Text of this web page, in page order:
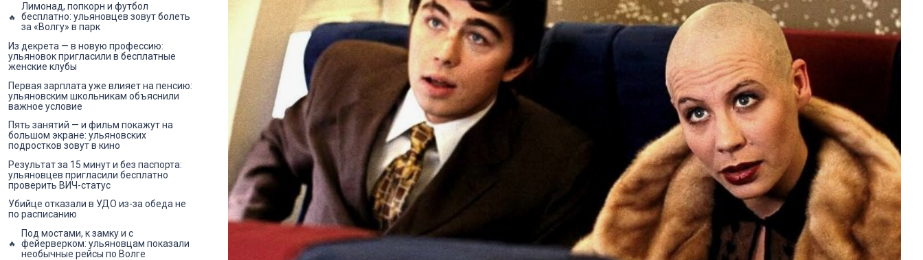
Лимонад, попкорн и футбол
бесплатно: ульяновцев зовут болеть
за «Волгу» в парк
Из декрета — в новую профессию:
ульяновок пригласили в бесплатные
женские клубы
Первая зарплата уже влияет на пенсию:
ульяновским школьникам объяснили
важное условие
Пять занятий — и фильм покажут на
большом экране: ульяновских
подростков зовут в кино
Результат за 15 минут и без паспорта:
ульяновцев пригласили бесплатно
проверить ВИЧ-статус
Убийце отказали в УДО из-за обеда не
по расписанию
Под мостами, к замку и с
фейерверком: ульяновцам показали
необычные рейсы по Волге